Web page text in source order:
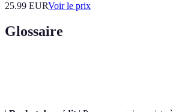
25.99 EURVoir le prix
Glossaire